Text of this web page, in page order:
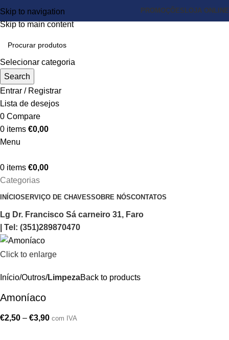
Skip to navigation
Skip to main content
PROMOÇÕES LOJA ONLINE
Selecionar categoria
Search
Entrar / Registrar
Lista de desejos
0 Compare
0 items €0,00
Menu
0 items €0,00
Categorias
INÍCIOSERVIÇO DE CHAVESSOBRE NÓSCONTATOS
Lg Dr. Francisco Sá carneiro 31, Faro
| Tel: (351)289870470
Click to enlarge
Início Outros LimpezaBack to products
Amoníaco
€2,50 – €3,90 com IVA